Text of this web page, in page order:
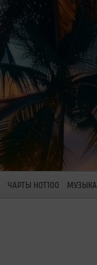
ЧАРТЫ HOT100 МУЗЫКА